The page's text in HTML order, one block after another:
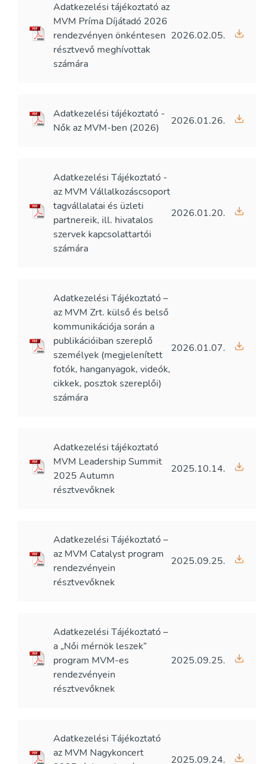
Adatkezelési tájékoztató az
MVM Príma Díjátadó 2026
rendezvényen önkéntesen
résztvevő meghívottak
számára
2026.02.05.
Adatkezelési tájékoztató -
Nők az MVM-ben (2026)
2026.01.26.
Adatkezelési Tájékoztató -
az MVM Vállalkozáscsoport
tagvállalatai és üzleti
partnereik, ill. hivatalos
szervek kapcsolattartói
számára
2026.01.20.
Adatkezelési Tájékoztató –
az MVM Zrt. külső és belső
kommunikációja során a
publikációiban szereplő
személyek (megjelenített
fotók, hanganyagok, videók,
cikkek, posztok szereplői)
számára
2026.01.07.
Adatkezelési tájékoztató
MVM Leadership Summit
2025 Autumn
résztvevőknek
2025.10.14.
Adatkezelési Tájékoztató –
az MVM Catalyst program
rendezvényein
résztvevőknek
2025.09.25.
Adatkezelési Tájékoztató –
a „Női mérnök leszek”
program MVM-es
rendezvényein
résztvevőknek
2025.09.25.
Adatkezelési Tájékoztató
az MVM Nagykoncert
2025.09.24.